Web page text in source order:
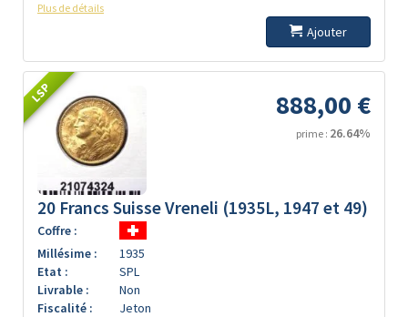
Plus de détails
Ajouter
LSP 888,00 €
prime : 26.64%
20 Francs Suisse Vreneli (1935L, 1947 et 49)
Coffre :
Millésime :
1935
Etat :
SPL
Livrable :
Non
Fiscalité :
Jeton